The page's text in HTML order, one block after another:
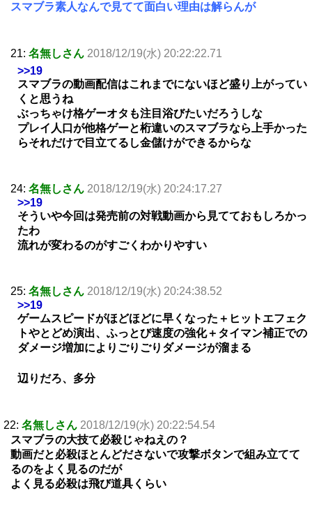
スマブラ素人なんで見てて面白い理由は解らんが
21: 名無しさん 2018/12/19(水) 20:22:22.71
>>19
スマブラの動画配信はこれまでにないほど盛り上がってい
くと思うね
ぶっちゃけ格ゲーオタも注目浴びたいだろうしな
プレイ人口が他格ゲーと桁違いのスマブラなら上手かった
らそれだけで目立てるし金儲けができるからな
24: 名無しさん 2018/12/19(水) 20:24:17.27
>>19
そういや今回は発売前の対戦動画から見てておもしろかっ
たわ
流れが変わるのがすごくわかりやすい
25: 名無しさん 2018/12/19(水) 20:24:38.52
>>19
ゲームスピードがほどほどに早くなった＋ヒットエフェク
トやとどめ演出、ふっとび速度の強化＋タイマン補正での
ダメージ増加によりごりごりダメージが溜まる
辺りだろ、多分
22: 名無しさん 2018/12/19(水) 20:22:54.54
スマブラの大技て必殺じゃねえの？
動画だと必殺ほとんどださないで攻撃ボタンで組み立てて
るのをよく見るのだが
よく見る必殺は飛び道具くらい